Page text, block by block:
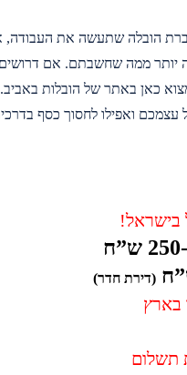
הובלה שתעשה את העבודה,
יותר ממה שחשבתם. אם
כאן באתר של הובלות
ואפילו לחסוך כסף
בישראל!
(דירת חדר)
בארץ
תשלום